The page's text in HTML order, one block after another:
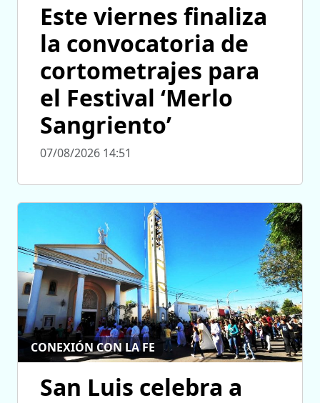
Este viernes finaliza
la convocatoria de
cortometrajes para
el Festival ‘Merlo
Sangriento’
07/08/2026 14:51
CONEXIÓN CON LA FE
San Luis celebra a